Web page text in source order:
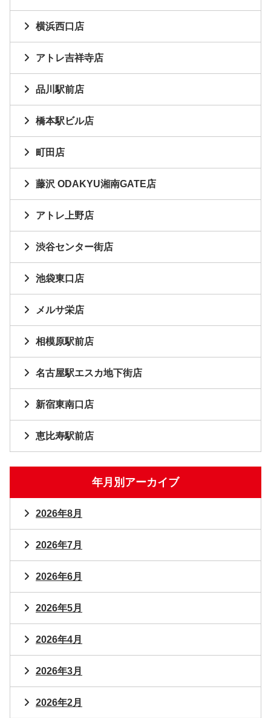
横浜西口店
アトレ吉祥寺店
品川駅前店
橋本駅ビル店
町田店
藤沢 ODAKYU湘南GATE店
アトレ上野店
渋谷センター街店
池袋東口店
メルサ栄店
相模原駅前店
名古屋駅エスカ地下街店
新宿東南口店
恵比寿駅前店
年月別アーカイブ
2026年8月
2026年7月
2026年6月
2026年5月
2026年4月
2026年3月
2026年2月